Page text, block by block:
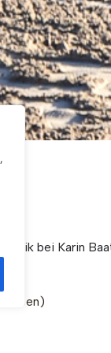
bei Karin